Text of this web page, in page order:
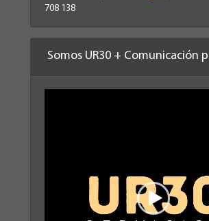
708 138
Somos UR30 + Comunicación